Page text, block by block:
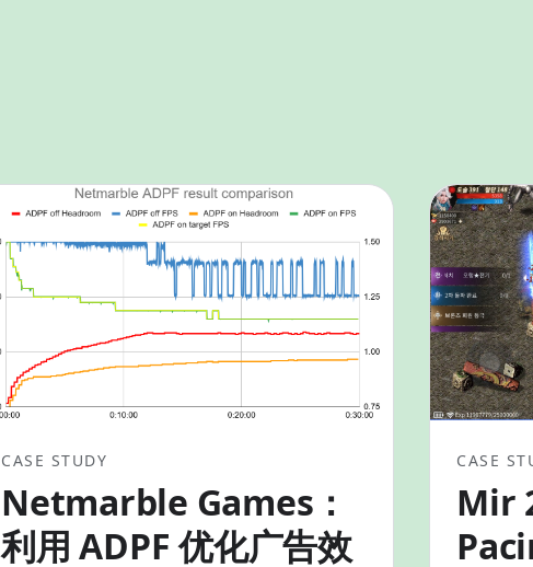
CASE STUDY
Netmarble Games：
利用 ADPF 优化广告效
CASE
Mir